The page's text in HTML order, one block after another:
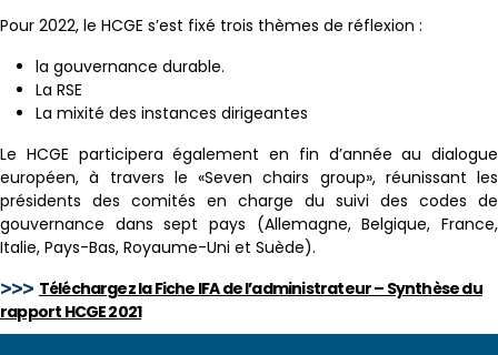
Pour 2022, le HCGE s’est fixé trois thèmes de réflexion :
la gouvernance durable.
La RSE
La mixité des instances dirigeantes
Le HCGE participera également en fin d’année au dialogue
européen, à travers le «Seven chairs group», réunissant les
présidents des comités en charge du suivi des codes de
gouvernance dans sept pays (Allemagne, Belgique, France,
Italie, Pays-Bas, Royaume-Uni et Suède).
>>> Téléchargez la Fiche IFA de l’administrateur – Synthèse du
rapport HCGE 2021